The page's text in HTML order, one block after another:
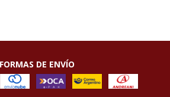
FORMAS DE ENVÍO